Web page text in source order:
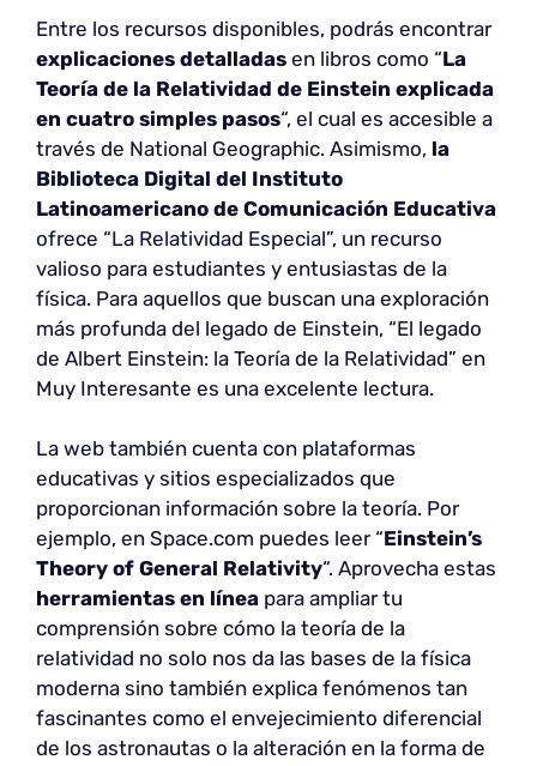
Entre los recursos disponibles, podrás encontrar
explicaciones detalladas en libros como “La
Teoría de la Relatividad de Einstein explicada
en cuatro simples pasos“, el cual es accesible a
través de National Geographic. Asimismo, la
Biblioteca Digital del Instituto
Latinoamericano de Comunicación Educativa
ofrece “La Relatividad Especial”, un recurso
valioso para estudiantes y entusiastas de la
física. Para aquellos que buscan una exploración
más profunda del legado de Einstein, “El legado
de Albert Einstein: la Teoría de la Relatividad” en
Muy Interesante es una excelente lectura.
La web también cuenta con plataformas
educativas y sitios especializados que
proporcionan información sobre la teoría. Por
ejemplo, en Space.com puedes leer “Einstein’s
Theory of General Relativity“. Aprovecha estas
herramientas en línea para ampliar tu
comprensión sobre cómo la teoría de la
relatividad no solo nos da las bases de la física
moderna sino también explica fenómenos tan
fascinantes como el envejecimiento diferencial
de los astronautas o la alteración en la forma de